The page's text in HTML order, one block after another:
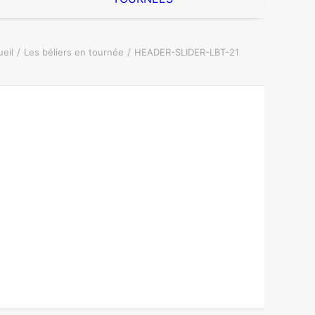
Les béliers en tournée HEADER-SLIDER-LBT-21